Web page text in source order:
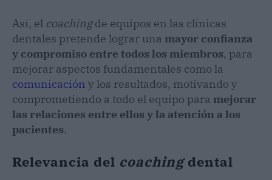
Así, el coachingde equipos en las clínicas
dentales pretende lograr una mayor confianza
y compromiso entre todos los miembros, para
mejorar aspectos fundamentales como la
comunicación y los resultados, motivando y
comprometiendo a todo el equipo para mejorar
las relaciones entre ellos y la atención a los
pacientes.
Relevancia del coachingdental